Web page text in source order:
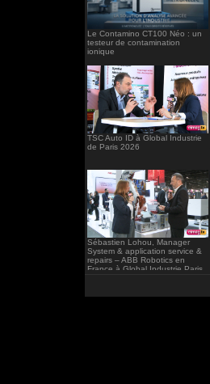
Le Contamino CT100 Néo : un
testeur de contamination
ionique
TSC Auto ID à Global Industrie
de Paris 2026
Sébastien Lohou, Manager
System & application service &
repairs – ABB Robotics en
France à Global Industrie Paris